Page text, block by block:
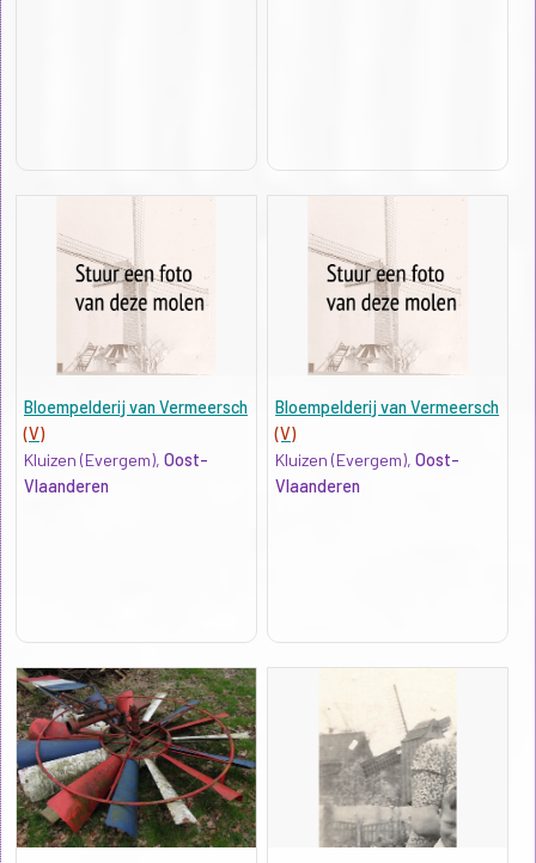
Bloempelderij van Vermeersch
(V)
Kluizen (Evergem), Oost-
Vlaanderen
Bloempelderij van Vermeersch
(V)
Kluizen (Evergem),Oost-
Vlaanderen